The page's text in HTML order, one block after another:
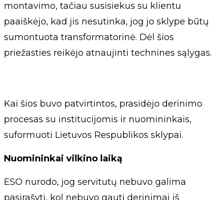
montavimo, tačiau susisiekus su klientu
paaiškėjo, kad jis nesutinka, jog jo sklype būtų
sumontuota transformatorinė. Dėl šios
priežasties reikėjo atnaujinti technines sąlygas.
Kai šios buvo patvirtintos, prasidėjo derinimo
procesas su institucijomis ir nuomininkais,
suformuoti Lietuvos Respublikos sklypai.
Nuomininkai vilkino laiką
ESO nurodo, jog servitutų nebuvo galima
pasirašyti, kol nebuvo gauti derinimai iš